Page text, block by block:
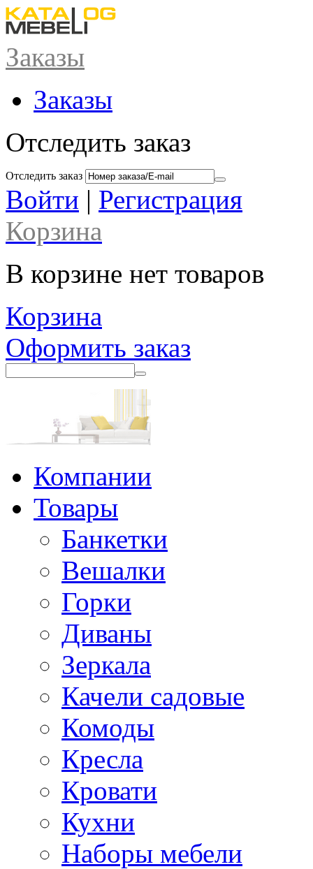
Заказы
Заказы
Отследить заказ
Отследить заказ
Войти | Регистрация
Корзина
В корзине нет товаров
Корзина
Оформить заказ
Компании
Товары
Банкетки
Вешалки
Горки
Диваны
Зеркала
Качели садовые
Комоды
Кресла
Кровати
Кухни
Наборы мебели